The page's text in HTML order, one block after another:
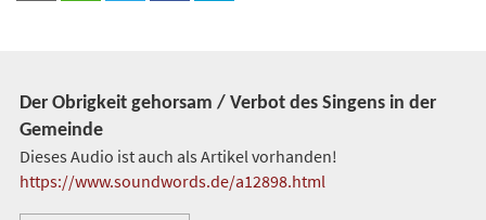
Der Obrigkeit gehorsam / Verbot des Singens in der
Gemeinde
Dieses Audio ist auch als Artikel vorhanden!
https://www.soundwords.de/a12898.html